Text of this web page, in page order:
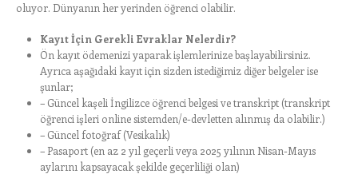
oluyor. Dünyanın her yerinden öğrenci olabilir.
Kayıt İçin Gerekli Evraklar Nelerdir?
Ön kayıt ödemenizi yaparak işlemlerinize başlayabilirsiniz.
Ayrıca aşağıdaki kayıt için sizden istediğimiz diğer belgeler ise
şunlar;
– Güncel kaşeli İngilizce öğrenci belgesi ve transkript (transkript
öğrenci işleri online sistemden/e-devletten alınmış da olabilir.)
– Güncel fotoğraf (Vesikalık)
– Pasaport (en az 2 yıl geçerli veya 2025 yılının Nisan-Mayıs
aylarını kapsayacak şekilde geçerliliği olan)